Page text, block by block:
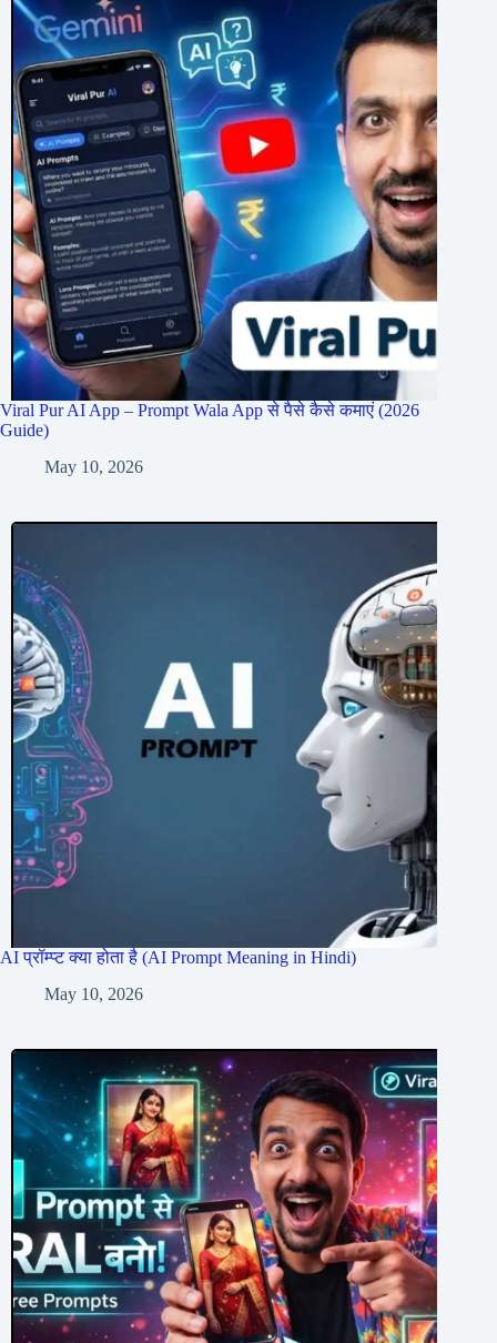
Viral Pur AI App – Prompt Wala App से पैसे कैसे कमाएं (2026
Guide)
May 10, 2026
AI प्रॉम्प्ट क्या होता है (AI Prompt Meaning in Hindi)
May 10, 2026